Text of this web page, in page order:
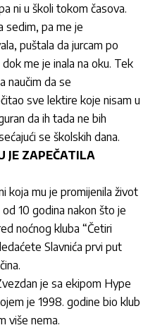
ni u školi tokom časova.
sedim, pa me je
puštala da jurcam po
me je inala na oku. Tek
naučim da se
sve lektire koje nisam u
da ih tada ne bih
se školskih dana.
JE ZAPEČATILA
koja mu je promijenila život
10 godina nakon što je
noćnog kluba “Četiri
Slavnića prvi put
je sa ekipom Hype
je 1998. godine bio klub
više nema.